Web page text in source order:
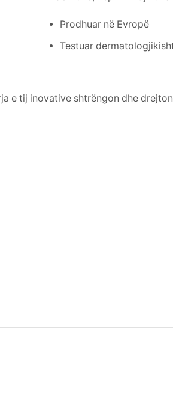
Prodhuar në Evropë
Testuar
e tij inovative shtrëngon dhe